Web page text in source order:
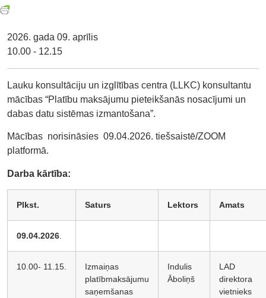
2026. gada 09. aprīlis
10.00 - 12.15
Lauku konsultāciju un izglītības centra (LLKC) konsultantu
mācības “Platību maksājumu pieteikšanās nosacījumi un
dabas datu sistēmas izmantošana”.
Mācības norisināsies 09.04.2026. tiešsaistē/ZOOM
platformā.
Darba kārtība:
Plkst. Saturs Lektors Amats
09.04.2026
10.00- 11.15.
Izmaiņas
platībmaksājumu
saņemšanas
Indulis
Āboliņš
LAD
direktora
vietnieks